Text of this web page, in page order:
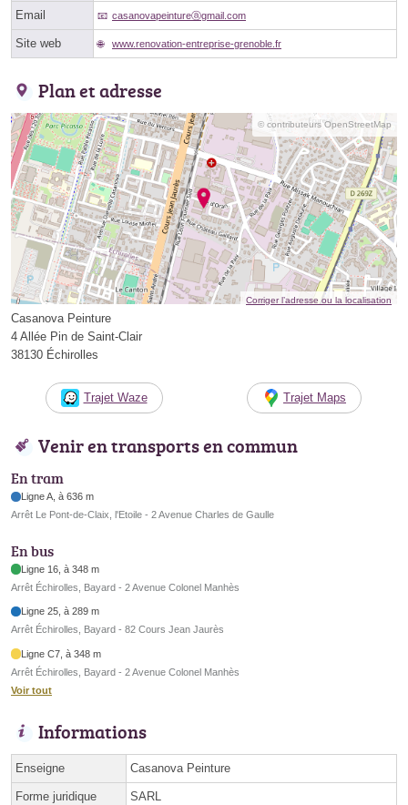
Email casanovapeintureⓐgmail.com
Site web www.renovation-entreprise-grenoble.fr
Plan et adresse
© contributeurs OpenStreetMap
Corriger l’adresse ou la localisation
Casanova Peinture
4 Allée Pin de Saint-Clair
38130 Échirolles
Trajet Waze Trajet Maps
Venir en transports en commun
En tram
Ligne A, à 636 m
Arrêt Le Pont-de-Claix, l'Etoile - 2 Avenue Charles de Gaulle
En bus
Ligne 16, à 348 m
Arrêt Échirolles, Bayard - 2 Avenue Colonel Manhès
Ligne 25, à 289 m
Arrêt Échirolles, Bayard - 82 Cours Jean Jaurès
Ligne C7, à 348 m
Arrêt Échirolles, Bayard - 2 Avenue Colonel Manhès
Voir tout
Informations
Enseigne Casanova Peinture
Forme juridique SARL